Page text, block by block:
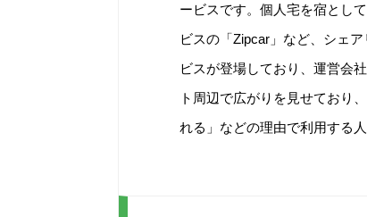
ービスです。個人宅を宿とし
ビスの「Zipcar」など、シェ
ビスが登場しており、運営会
ト周辺で広がりを見せており
れる」などの理由で利用する人